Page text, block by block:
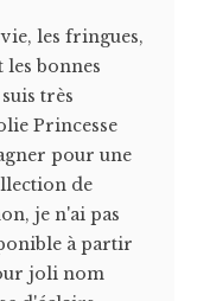
les fringues,
les bonnes
très
Princesse
pour une
de
je n'ai pas
à partir
joli nom